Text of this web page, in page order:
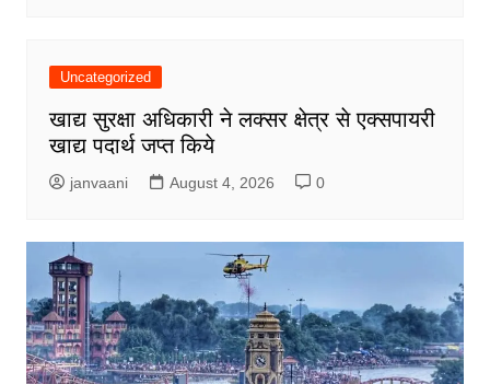
Uncategorized
खाद्य सुरक्षा अधिकारी ने लक्सर क्षेत्र से एक्सपायरी
खाद्य पदार्थ जप्त किये
janvaani August 4, 2026 0